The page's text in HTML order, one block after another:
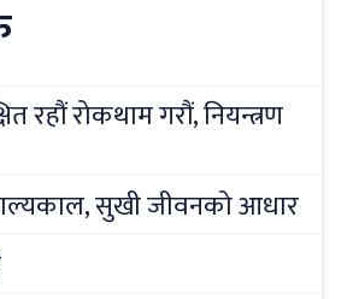
रहौं रोकथाम गरौं, नियन्त्रण
सुखी जीवनको आधार